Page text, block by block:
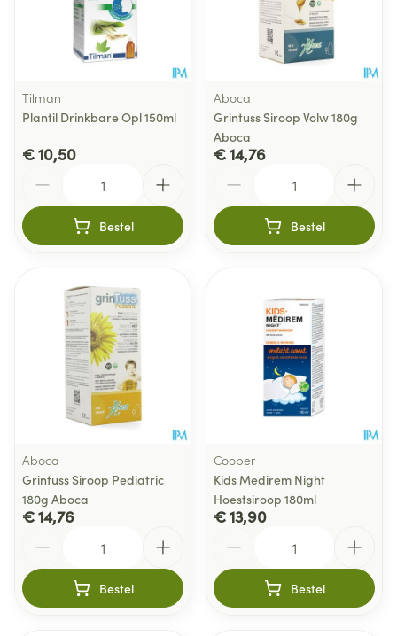
Tilman
Plantil Drinkbare Opl 150ml
€ 10,50
Bestel
Aboca
Grintuss Siroop Volw 180g
Aboca
€ 14,76
Bestel
Aboca
Grintuss Siroop Pediatric
180g Aboca
€ 14,76
Bestel
Cooper
Kids Medirem Night
Hoestsiroop 180ml
€ 13,90
Bestel